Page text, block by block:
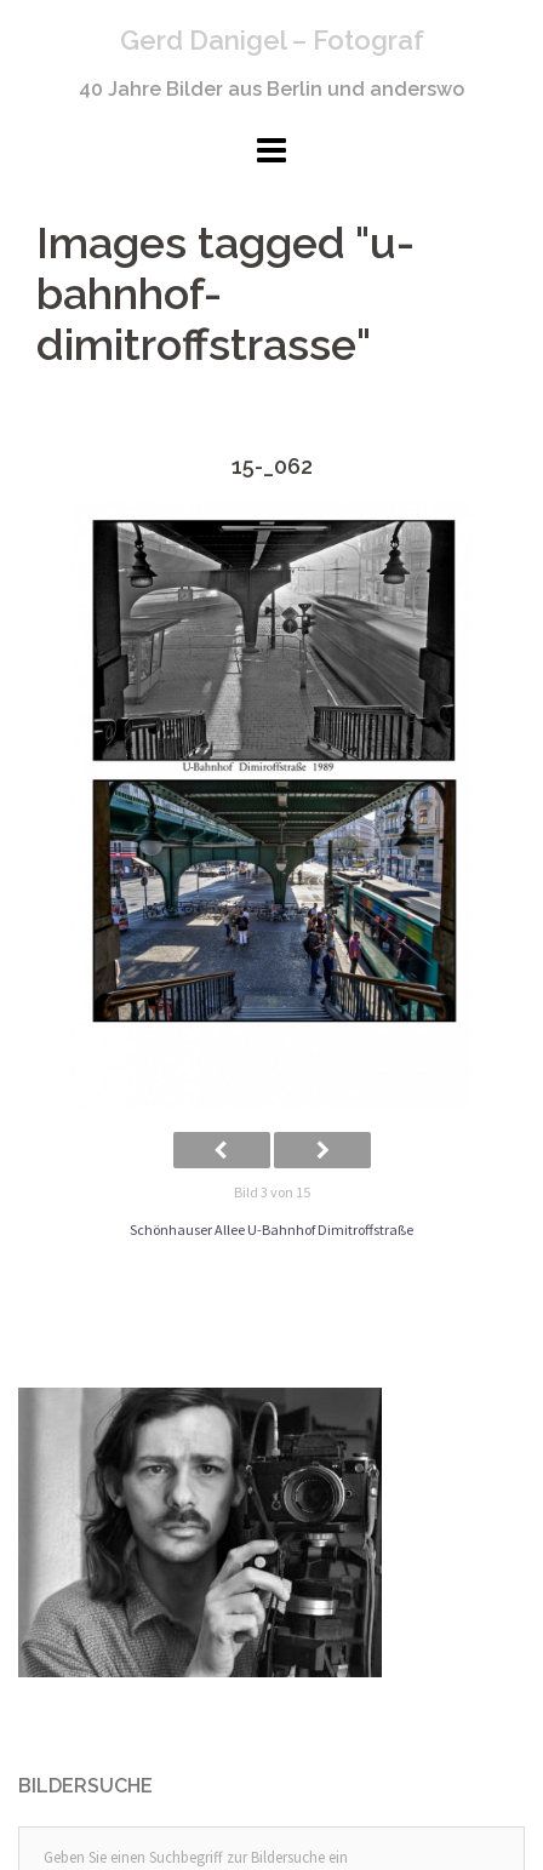
Gerd Danigel – Fotograf
40 Jahre Bilder aus Berlin und anderswo
Images tagged "u-
bahnhof-
dimitroffstrasse"
15-_062
Bild 3 von 15
Schönhauser Allee U-Bahnhof Dimitroffstraße
BILDERSUCHE